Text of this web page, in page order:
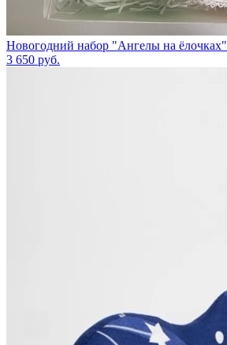
Новогодний набор "Ангелы на ёлочках"
3 650 руб.